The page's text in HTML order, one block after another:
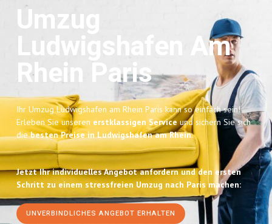
Umzug
Ludwigshafen Am
Rhein Paris
Ihr Umzug Ludwigshafen am Rhein Paris kann so einfach sein!
Erleben Sie unseren erstklassigen Serviceund sichern Sie sich
diebesten Preise in Ludwigshafen am Rhein.
Jetzt Ihr individuelles Angebot anfordern und den ersten
Schritt zu einem stressfreien Umzug nach Paris machen:
UNVERBINDLICHES ANGEBOT ERHALTEN